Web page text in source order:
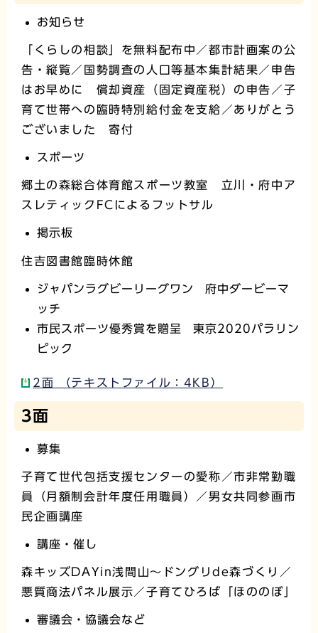
お知らせ
「くらしの相談」を無料配布中／都市計画案の公
告・縦覧／国勢調査の人口等基本集計結果／申告
はお早めに 償却資産（固定資産税）の申告／子
育て世帯への臨時特別給付金を支給／ありがとう
ございました 寄付
スポーツ
郷土の森総合体育館スポーツ教室 立川・府中ア
スレティックFCによるフットサル
掲示板
住吉図書館臨時休館
ジャパンラグビーリーグワン 府中ダービーマ
ッチ
市民スポーツ優秀賞を贈呈 東京2020パラリン
ピック
2面 （テキストファイル：4KB）
3面
募集
子育て世代包括支援センターの愛称／市非常勤職
員（月額制会計年度任用職員）／男女共同参画市
民企画講座
講座・催し
森キッズDAYin浅間山～ドングリde森づくり／
悪質商法パネル展示／子育てひろば「ほののぼ」
審議会・協議会など